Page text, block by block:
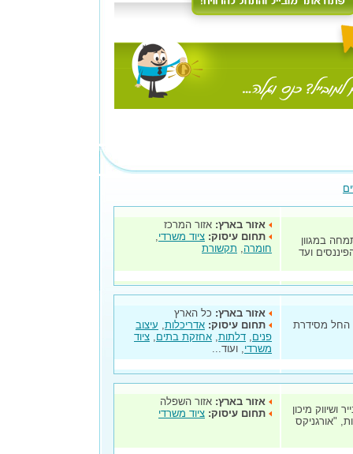
במגוון
ועד
אזור בארץ: אזור המרכז
תחום עיסוק: ציוד משרדי,
חומרה, תקשורת
החל מסידרת
אזור בארץ: כל הארץ
תחום עיסוק: אדריכלות, עיצוב
פנים, דלתות, אחזקת בתים, ציוד
משרדי, ועוד...
ושיווק מיכון
"אורגניקס
אזור בארץ: אזור השפלה
תחום עיסוק: ציוד משרדי